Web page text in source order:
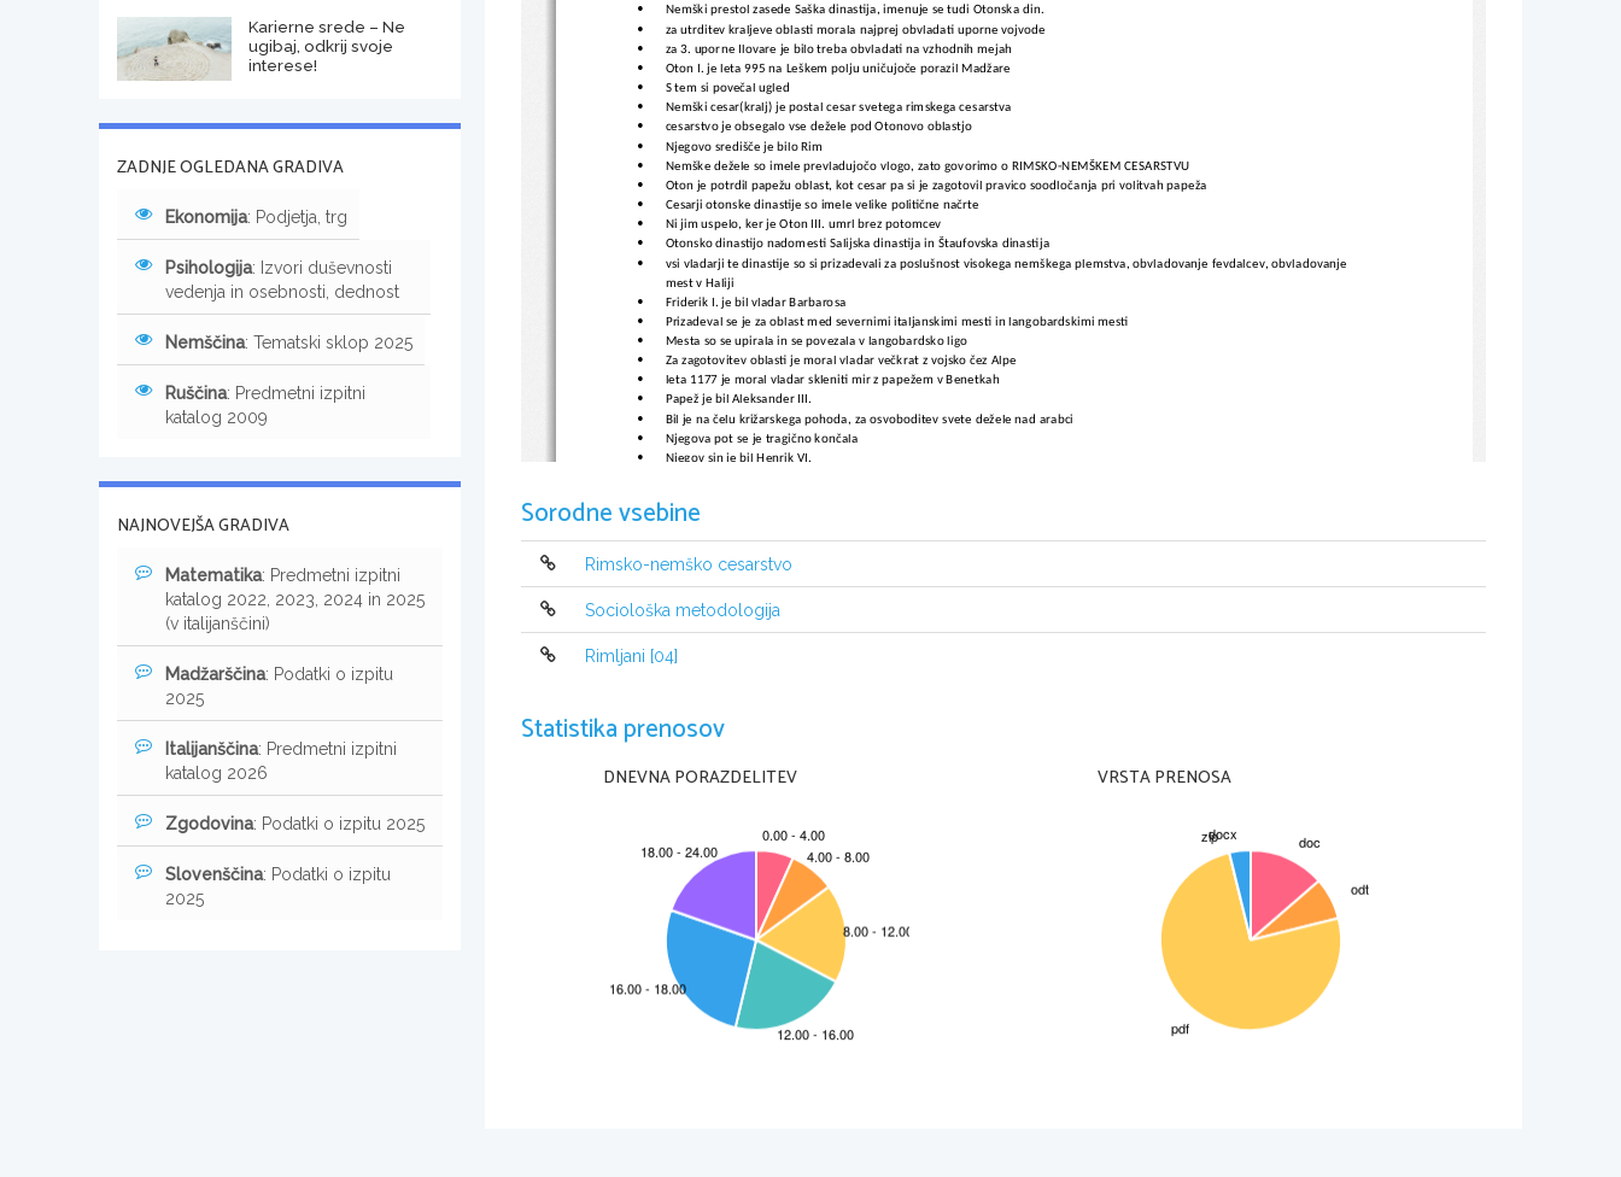

Nemški prestol zasede Saška dinastija, imenuje se tudi Otonska din.

za utrditev kraljeve oblasti morala najprej obvladati uporne vojvode

za 3. uporne Ilovare je bilo treba obvladati na vzhodnih mejah

Oton I. je leta 995 na Leškem polju uničujoče porazil Madžare

S tem si povečal ugled

Nemški cesar(kralj) je postal cesar svetega rimskega cesarstva

cesarstvo je obsegalo vse dežele pod Otonovo oblastjo

Njegovo središče je bilo Rim

Nemške dežele so imele prevladujočo vlogo, zato govorimo o RIMSKO-NEMŠKEM CESARSTVU

Oton je potrdil papežu oblast, kot cesar pa si je zagotovil pravico soodločanja pri volitvah papeža

Cesarji otonske dinastije so imele velike politične načrte

Ni jim uspelo, ker je Oton III. umrl brez potomcev

Otonsko dinastijo nadomesti Salijska dinastija in Štaufovska dinastija

vsi vladarji te dinastije so si prizadevali za poslušnost visokega nemškega plemstva, obvladovanje fevdalcev, obvladovanje
mest v Haliji

Friderik I. je bil vladar Barbarosa

Prizadeval se je za oblast med severnimi italjanskimi mesti in langobardskimi mesti

Mesta so se upirala in se povezala v langobardsko ligo

Za zagotovitev oblasti je moral vladar večkrat z vojsko čez Alpe

leta 1177 je moral vladar skleniti mir z papežem v Benetkah

Papež je bil Aleksander III.

Bil je na čelu križarskega pohoda, za osvoboditev svete dežele nad arabci

Njegova pot se je tragično končala

Njegov sin je bil Henrik VI.

Prepletale so se bizantinske, normanske in arabske kulture
bil je zelo izobražen

Leta 1154 izumre štaufovska dinastija
Sorodne vsebine
Rimsko-nemško cesarstvo
Sociološka metodologija
Rimljani [04]
Statistika prenosov
DNEVNA PORAZDELITEV VRSTA PRENOSA
Karierne srede – Ne
ugibaj, odkrij svoje
interese!
ZADNJE OGLEDANA GRADIVA
Ekonomija: Podjetja, trg
Psihologija: Izvori duševnosti
vedenja in osebnosti, dednost
Nemščina: Tematski sklop 2025
Ruščina: Predmetni izpitni
katalog 2009
NAJNOVEJŠA GRADIVA
Matematika: Predmetni izpitni
katalog 2022, 2023, 2024 in 2025
(v italijanščini)
Madžarščina: Podatki o izpitu
2025
Italijanščina: Predmetni izpitni
katalog 2026
Zgodovina: Podatki o izpitu 2025
Slovenščina: Podatki o izpitu
2025